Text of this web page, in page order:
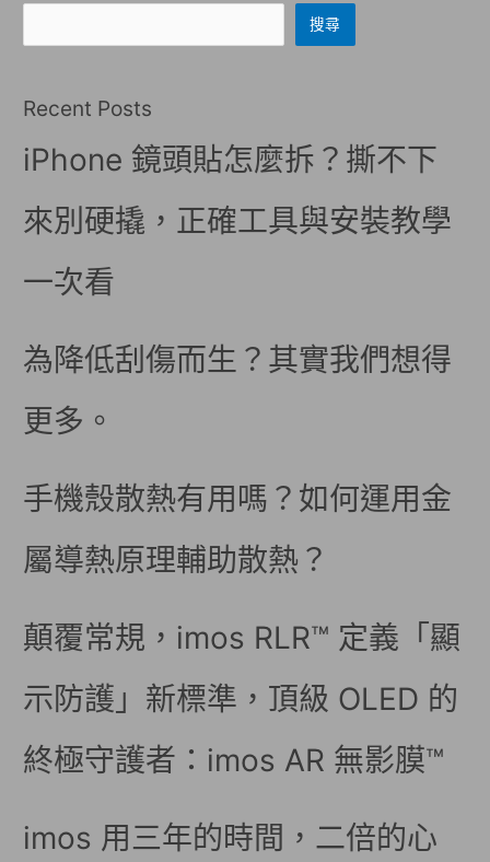
搜尋
Recent Posts
iPhone 鏡頭貼怎麼拆？撕不下
來別硬撬，正確工具與安裝教學
一次看
為降低刮傷而生？其實我們想得
更多。
手機殼散熱有用嗎？如何運用金
屬導熱原理輔助散熱？
顛覆常規，imos RLR™ 定義「顯
示防護」新標準，頂級 OLED 的
終極守護者：imos AR 無影膜™
imos 用三年的時間，二倍的心